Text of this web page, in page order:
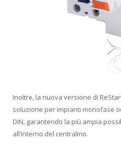
Inoltre, la nuova versione di
soluzione per impianti monofase
DIN, garantendo la più ampia
all’interno del centralino.